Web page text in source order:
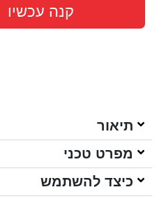
קנה עכשיו
תיאור
מפרט טכני
כיצד להשתמש